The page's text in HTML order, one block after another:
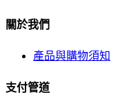
關於我們
產品與購物須知
支付管道